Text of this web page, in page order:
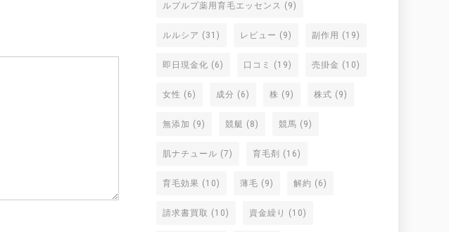
ルプルプ薬用育毛エッセンス (9)
ルルシア (31) レビュー (9) 副作用 (19)
即日現金化 (6) 口コミ (19) 売掛金 (10)
女性 (6) 成分 (6) 株 (9) 株式 (9)
無添加 (9) 競艇 (8) 競馬 (9)
肌ナチュール (7) 育毛剤 (16)
育毛効果 (10) 薄毛 (9) 解約 (6)
請求書買取 (10) 資金繰り (10)